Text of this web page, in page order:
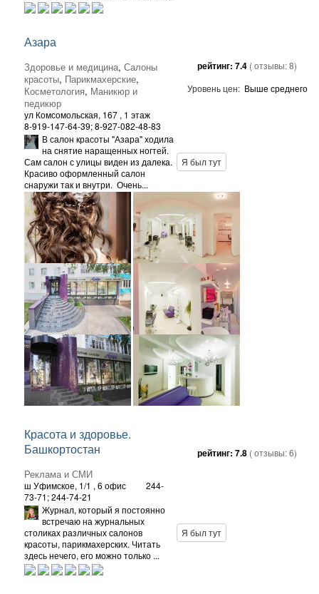
Азара
Здоровье и медицина, Салоны
красоты, Парикмахерские,
Косметология, Маникюр и
педикюр
ул Комсомольская, 167 , 1 этаж
8-919-147-64-39; 8-927-082-48-83
рейтинг: 7.4 ( отзывы:8)
Уровень цен: Выше среднего
В салон красоты "Азара" ходила
на снятие наращенных ногтей.
Сам салон с улицы виден из далека.
Красиво оформленный салон
снаружи так и внутри. Очень...
Я был тут
Красота и здоровье.
Башкортостан
Реклама и СМИ
ш Уфимское, 1/1 , 6 офис
244-
73-71; 244-74-21
рейтинг: 7.8 ( отзывы:6)
Журнал, который я постоянно
встречаю на журнальных
столиках различных салонов
красоты, парикмахерских. Читать
здесь нечего, его можно только ...
Я был тут